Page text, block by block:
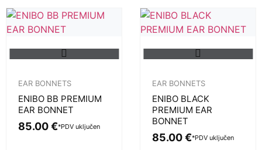
EAR BONNETS
ENIBO BB PREMIUM
EAR BONNET
85.00€*PDV uključen
EAR BONNETS
ENIBO BLACK
PREMIUM EAR
BONNET
85.00€*PDV uključen